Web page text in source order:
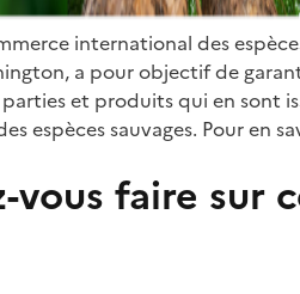
international des
a pour objectif de
et produits qui en sont
espèces sauvages. Pour en
vous faire sur